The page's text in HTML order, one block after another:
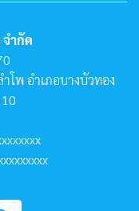
ำกัด
โพ อำเภอบางบัวทอง